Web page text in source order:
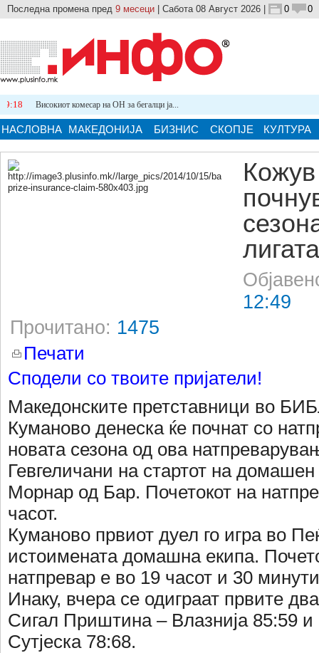
Последна промена пред 9 месеци | Сабота 08 Август 2026 | 0 0
комесар на ОН за бегалци ја...
НАСЛОВНА МАКЕДОНИЈА БИЗНИС СКОПЈЕ КУЛТУРА
лигата
12:49
Прочитано: 1475
Печати
Сподели со твоите пријатели!
Македонските претставници во
Куманово денеска ќе почнат со
новата сезона од ова
Гевгеличани на стартот на домашен
Морнар од Бар. Почетокот на
часот.
Куманово првиот дуел го игра во
истоимената домашна екипа.
натпревар е во 19 часот и 30
Инаку, вчера се одиграат првите
Сигал Приштина – Влазнија 85:59 и
Сутјеска 78:68.